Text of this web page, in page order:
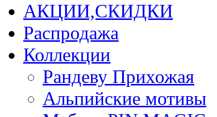
АКЦИИ,СКИДКИ
Распродажа
Коллекции
Рандеву Прихожая
Альпийские мотивы